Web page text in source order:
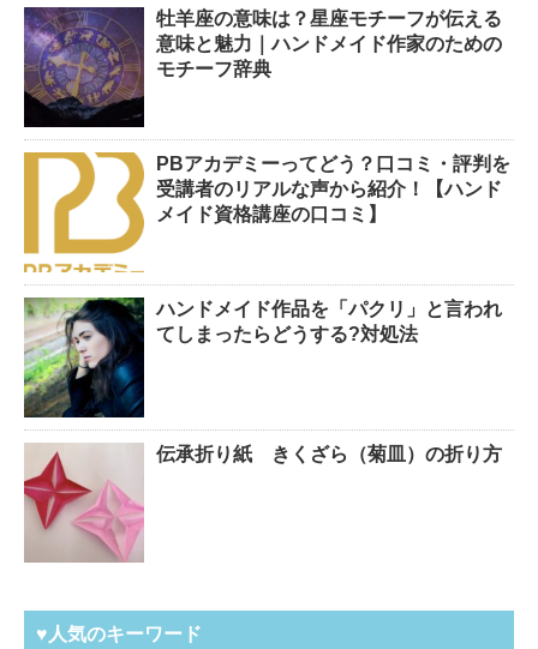
牡羊座の意味は？星座モチーフが伝える
意味と魅力｜ハンドメイド作家のための
モチーフ辞典
PBアカデミーってどう？口コミ・評判を
受講者のリアルな声から紹介！【ハンド
メイド資格講座の口コミ】
ハンドメイド作品を「パクリ」と言われ
てしまったらどうする?対処法
伝承折り紙 きくざら（菊皿）の折り方
♥人気のキーワード